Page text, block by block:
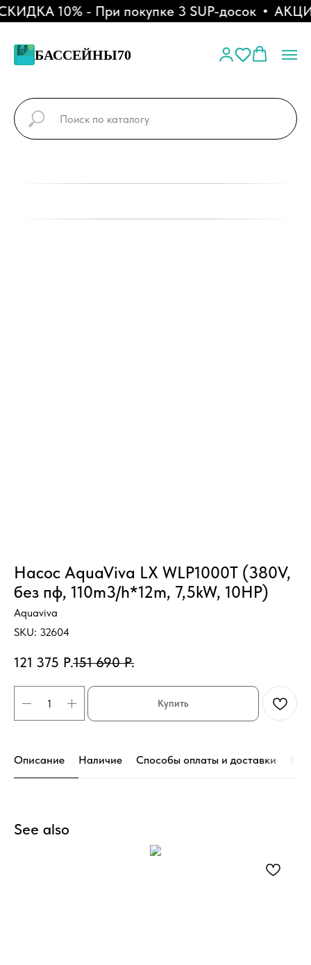
10% - При покупке 3 SUP-досок
БАССЕЙНЫ70
Насос AquaViva LX WLP1000T (380V,
без пф, 110m3/h*12m, 7,5kW, 10HP)
Aquaviva
SKU: 32604
121 375 Р.151 690 Р.
Купить
Описание Наличие Способы оплаты и доставки
See also